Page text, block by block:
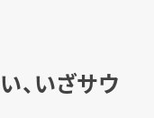
、いざサウ